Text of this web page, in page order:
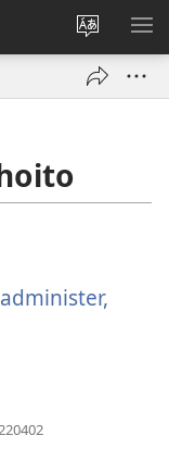
Vaihda
sivuston
kieli